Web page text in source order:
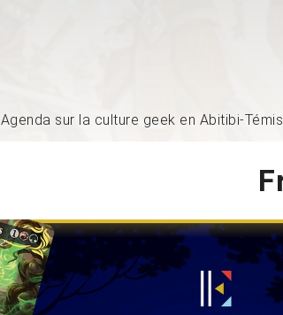
Agenda sur la culture geek en Abitibi-